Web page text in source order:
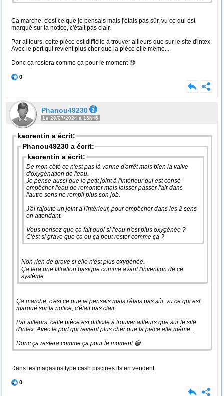
Ça marche, c'est ce que je pensais mais j'étais pas sûr, vu ce qui est
marqué sur la notice, c'était pas clair.
Par ailleurs, cette pièce est difficile à trouver ailleurs que sur le site d'intex.
Avec le port qui revient plus cher que la pièce elle même...
Donc ça restera comme ça pour le moment 😅
0
Phanou49230
Le 20/07/2024 à 16h46
kaorentin a écrit:
Phanou49230 a écrit:
kaorentin a écrit:
De mon côté ce n'est pas là vanne d'arrêt mais bien la valve
d'oxygénation de l'eau.
Je pense aussi que le petit joint à l'intérieur qui est censé
empêcher l'eau de remonter mais laisser passer l'air dans
l'autre sens ne rempli plus son job.
J'ai rajouté un joint à l'intérieur, pour empêcher dans les 2 sens
en attendant.
Vous pensez que ça fait quoi si l'eau n'est plus oxygénée ?
C'est si grave que ça ou ça peut rester comme ça ?
Non rien de grave si elle n'est plus oxygénée.
Ça fera une filtration basique comme avant l'invention de ce
système
Ça marche, c'est ce que je pensais mais j'étais pas sûr, vu ce qui est
marqué sur la notice, c'était pas clair.
Par ailleurs, cette pièce est difficile à trouver ailleurs que sur le site
d'intex. Avec le port qui revient plus cher que la pièce elle même...
Donc ça restera comme ça pour le moment 😅
Dans les magasins type cash piscines ils en vendent
0